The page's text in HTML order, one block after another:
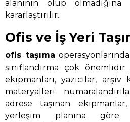
alanının olup olmadığına
kararlaştırılır.
Ofis ve İş Yeri
ofis taşıma
sınıflandırma çok
ekipmanları, yazıcılar,
materyalleri
adrese taşınan
yerleşim planına göre